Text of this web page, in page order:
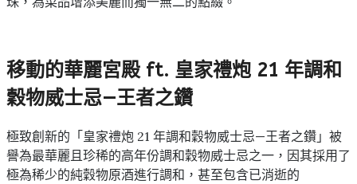
移動的華麗宮殿 ft. 皇家禮炮 21 年調和
穀物威士忌—王者之鑽
極致創新的「皇家禮炮 21 年調和穀物威士忌—王者之鑽」被
譽為最華麗且珍稀的高年份調和穀物威士忌之一，因其採用了
極為稀少的純穀物原酒進行調和，甚至包含已消逝的